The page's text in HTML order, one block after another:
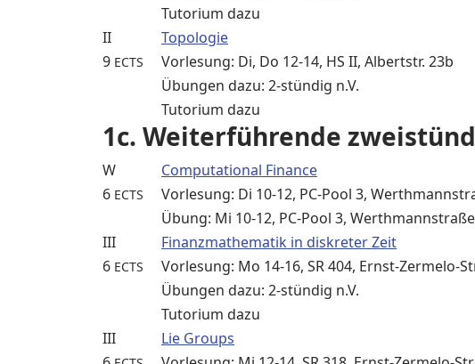
Tutorium dazu
II
9 ECTS
Topologie
Vorlesung: Di, Do 12-14, HS II, Albertstr. 23b
Übungen dazu: 2-stündig n.V.
Tutorium dazu
1c. Weiterführende
W
6 ECTS
Computational Finance
Vorlesung: Di 10-12, PC-Pool 3,
Übung: Mi 10-12, PC-Pool 3,
III
6 ECTS
Finanzmathematik in diskreter Zeit
Vorlesung: Mo 14-16, SR 404, Ernst-Zermelo-
Übungen dazu: 2-stündig n.V.
Tutorium dazu
III
Lie Groups